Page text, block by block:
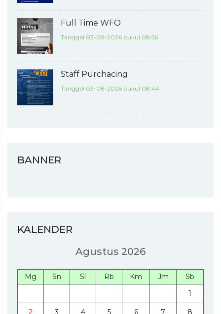
Full Time WFO
Tanggal 03-08-2026 pukul 08:56
Staff Purchacing
Tanggal 03-08-2026 pukul 08:44
BANNER
KALENDER
Agustus 2026
Mg Sn Sl Rb Km Jm
Sb
1
2 3 4 5 6 7 8